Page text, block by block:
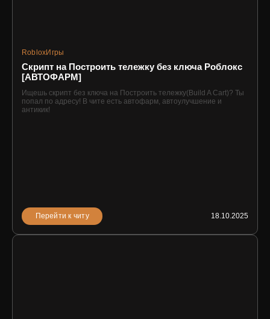
RobloxИгры
Скрипт на Построить тележку без ключа Роблокс
[АВТОФАРМ]
Ищешь скрипт без ключа на Построить тележку(Build A Cart)? Ты
попал по адресу! В чите есть автофарм, автоулучшение и
антикик!
Перейти к читу 18.10.2025